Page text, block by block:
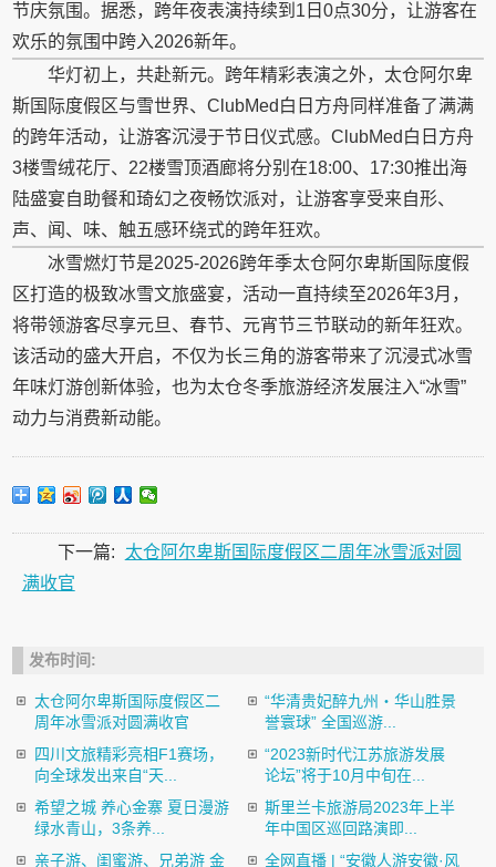
节庆氛围。据悉，跨年夜表演持续到1日0点30分，让游客在
欢乐的氛围中跨入2026新年。
华灯初上，共赴新元。跨年精彩表演之外，太仓阿尔卑
斯国际度假区与雪世界、ClubMed白日方舟同样准备了满满
的跨年活动，让游客沉浸于节日仪式感。ClubMed白日方舟
3楼雪绒花厅、22楼雪顶酒廊将分别在18:00、17:30推出海
陆盛宴自助餐和琦幻之夜畅饮派对，让游客享受来自形、
声、闻、味、触五感环绕式的跨年狂欢。
冰雪燃灯节是2025-2026跨年季太仓阿尔卑斯国际度假
区打造的极致冰雪文旅盛宴，活动一直持续至2026年3月，
将带领游客尽享元旦、春节、元宵节三节联动的新年狂欢。
该活动的盛大开启，不仅为长三角的游客带来了沉浸式冰雪
年味灯游创新体验，也为太仓冬季旅游经济发展注入“冰雪”
动力与消费新动能。
下一篇:
太仓阿尔卑斯国际度假区二周年冰雪派对圆
满收官
发布时间:
太仓阿尔卑斯国际度假区二
周年冰雪派对圆满收官
“华清贵妃醉九州・华山胜景
誉寰球” 全国巡游...
四川文旅精彩亮相F1赛场，
向全球发出来自“天...
“2023新时代江苏旅游发展
论坛”将于10月中旬在...
希望之城 养心金寨 夏日漫游
绿水青山，3条养...
斯里兰卡旅游局2023年上半
年中国区巡回路演即...
亲子游、闺蜜游、兄弟游 金
全网直播 | “安徽人游安徽·风